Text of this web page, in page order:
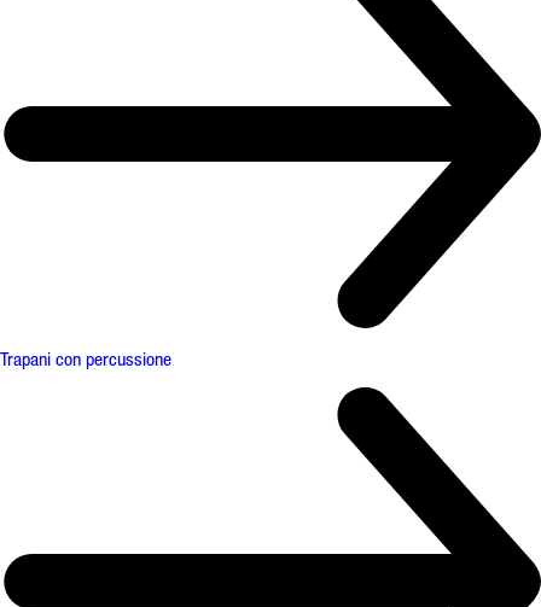
Trapani con percussione